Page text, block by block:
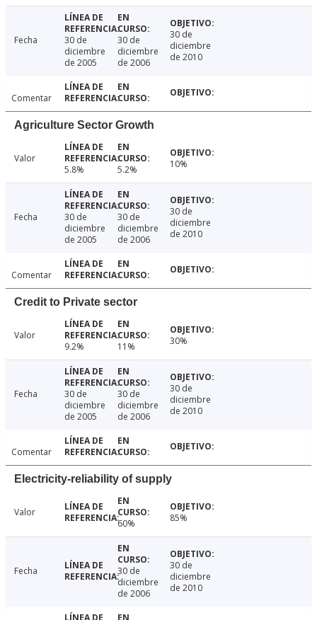
Fecha
30 de
diciembre
de 2005
30 de
diciembre
de 2006
30 de
diciembre
de 2010
Comentar
Agriculture Sector Growth
Valor
5.8%
5.2% 10%
Fecha
30 de
diciembre
de 2005
30 de
diciembre
de 2006
30 de
diciembre
de 2010
Comentar
Credit to Private sector
Valor
9.2%
11% 30%
Fecha
30 de
diciembre
de 2005
30 de
diciembre
de 2006
30 de
diciembre
de 2010
Comentar
Electricity-reliability of supply
Valor
60%
85%
Fecha
30 de
diciembre
de 2006
30 de
diciembre
de 2010